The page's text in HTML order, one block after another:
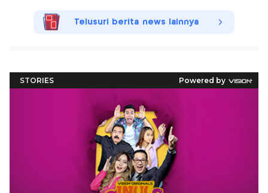
Telusuri berita news lainnya